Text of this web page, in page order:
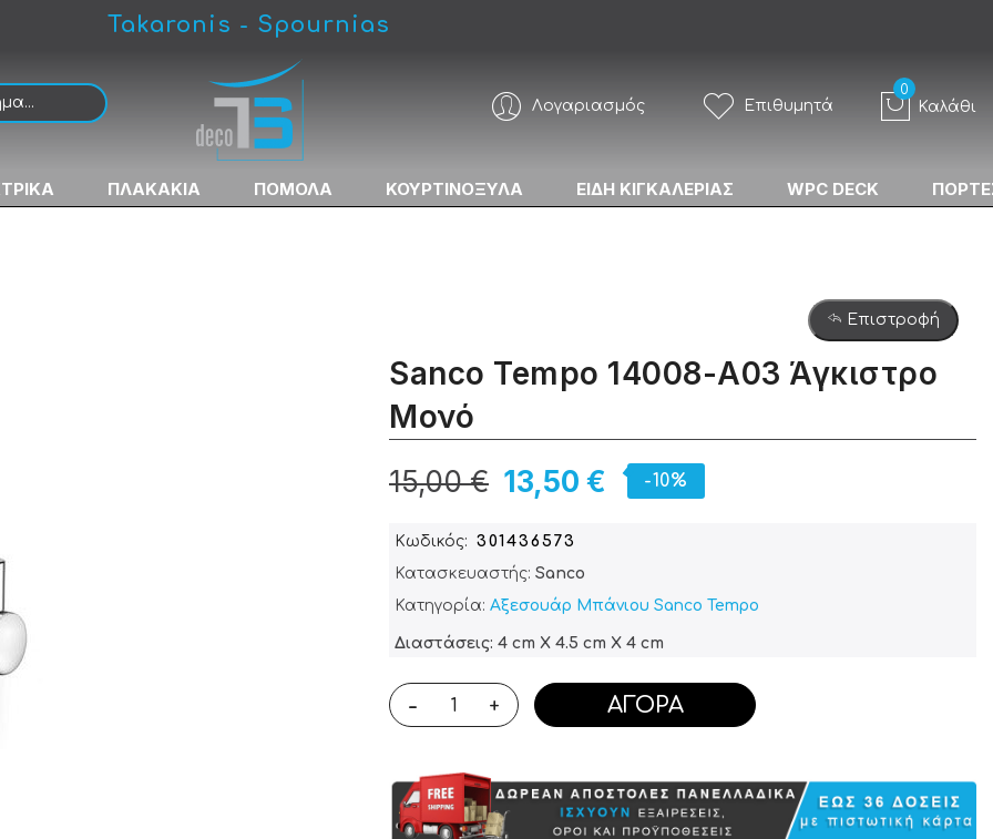
Takaronis - Spournias
Λογαριασμός Επιθυμητά Καλάθι
ΠΛΑΚΑΚΙΑ ΠΟΜΟΛΑ ΚΟΥΡΤΙΝΟΞΥΛΑ ΕΙΔΗ ΚΙΓΚΑΛΕΡΙΑΣ WPC DECK
Επιστροφή
Sanco Tempo 14008-Α03 Άγκιστρο
Μονό
13,50 €
15,00 € -10%
Κωδικός
301436573
Κατασκευαστής: Sanco
Κατηγορία: Αξεσουάρ Μπάνιου Sanco Tempo
Διαστάσεις: 4 cm X 4.5 cm X 4 cm
- + ΑΓΟΡΆ